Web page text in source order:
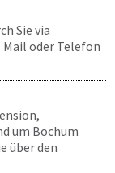
Sie via
oder Telefon
um Bochum
über den